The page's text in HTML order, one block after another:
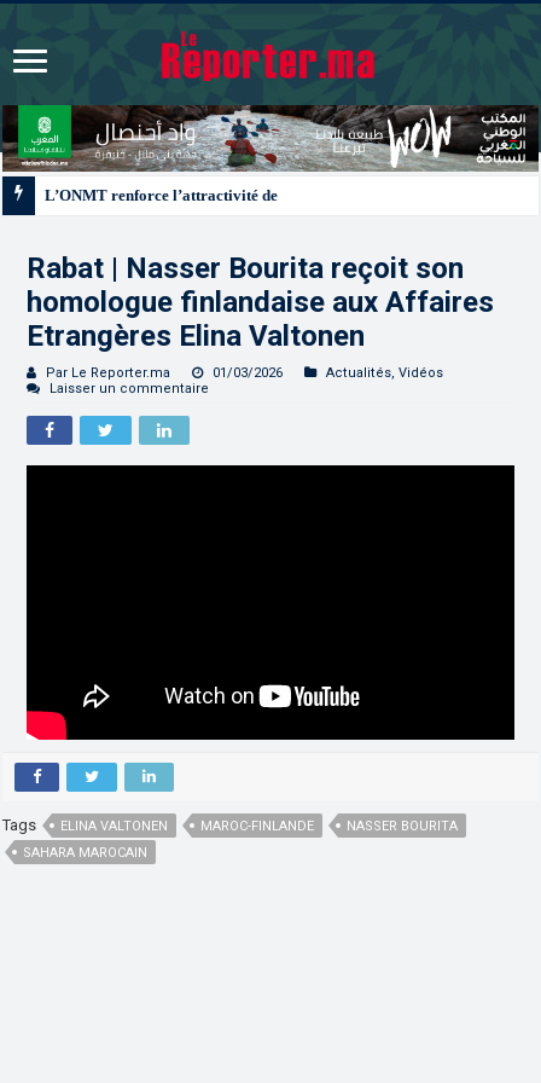
Rabat | Nasser Bourita reçoit son
homologue finlandaise aux Affaires
Etrangères Elina Valtonen
Par Le Reporter.ma 01/03/2026 Actualités,Vidéos
Laisser un commentaire
Tags ELINA VALTONEN MAROC-FINLANDE
NASSER BOURITA
SAHARA MAROCAIN